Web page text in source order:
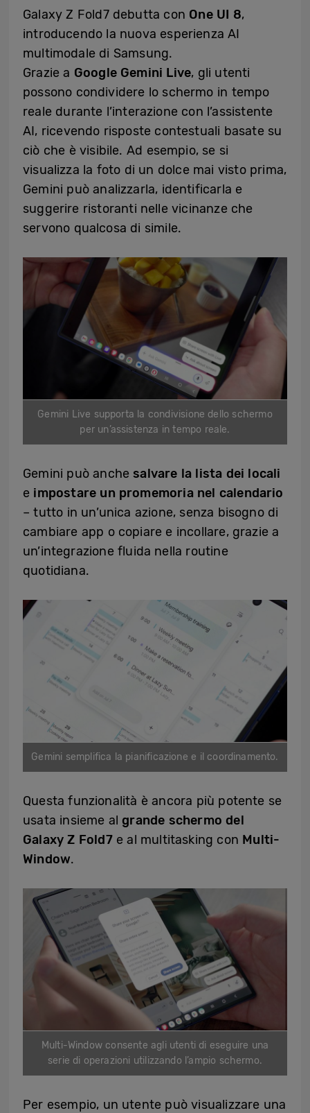
Galaxy Z Fold7 debutta con One UI 8,
introducendo la nuova esperienza AI
multimodale di Samsung.
Grazie a Google Gemini Live, gli utenti
possono condividere lo schermo in tempo
reale durante l’interazione con l’assistente
AI, ricevendo risposte contestuali basate su
ciò che è visibile. Ad esempio, se si
visualizza la foto di un dolce mai visto prima,
Gemini può analizzarla, identificarla e
suggerire ristoranti nelle vicinanze che
servono qualcosa di simile.
Gemini Live supporta la condivisione dello schermo
per un’assistenza in tempo reale.
Gemini può anchesalvare la lista dei locali
e impostare un promemoria nel calendario
– tutto in un’unica azione, senza bisogno di
cambiare app o copiare e incollare, grazie a
un’integrazione fluida nella routine
quotidiana.
Gemini semplifica la pianificazione e il coordinamento.
Questa funzionalità è ancora più potente se
usata insieme al grande schermo del
Galaxy Z Fold7e al multitasking con Multi-
Window.
Multi-Window consente agli utenti di eseguire una
serie di operazioni utilizzando l’ampio schermo.
Per esempio, un utente può visualizzare una